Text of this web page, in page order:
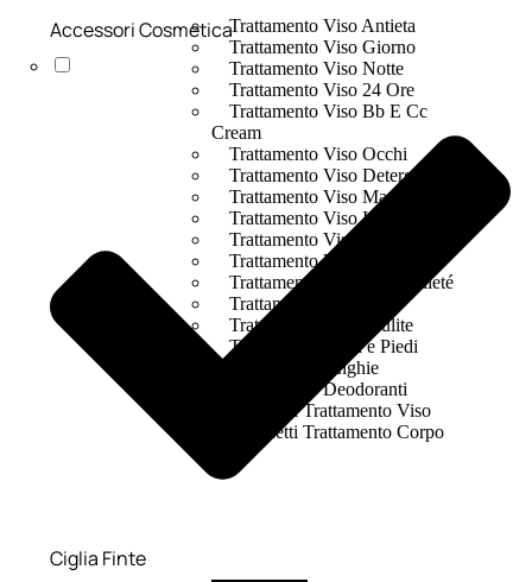
Trattamento Viso Antieta
Trattamento Viso Giorno
Trattamento Viso Notte
Trattamento Viso 24 Ore
Trattamento Viso Bb E Cc
Cream
Trattamento Viso Occhi
Trattamento Viso Detergenza
Trattamento Viso Maschere
Trattamento Viso Idratante
Trattamento Viso Labbra
Trattamento Viso Sieri
Trattamento Collo e Decolleté
Trattamento Corpo
Trattamento Anticellulite
Trattamento Mani e Piedi
Trattamento Unghie
Trattamento Deodoranti
Cofanetti Trattamento Viso
Cofanetti Trattamento Corpo
Accessori Cosmetica
Ciglia Finte